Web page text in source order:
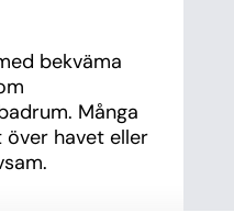
bekväma
Många
havet eller